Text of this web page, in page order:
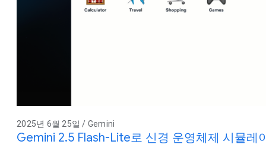
2025년 6월 25일 / Gemini
Gemini 2.5 Flash-Lite로 신경 운영체제 시뮬레